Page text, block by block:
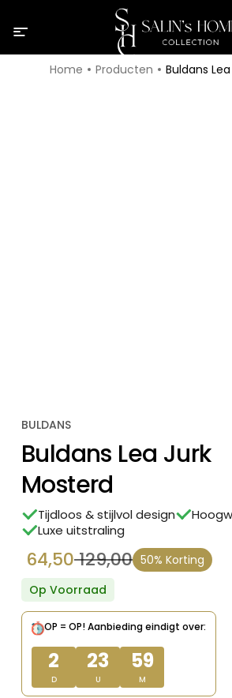
Home Producten Buldans
BULDANS
Buldans Lea Jurk
Mosterd
Tijdloos & stijlvol design
Luxe uitstraling
129,00
Oorspronkelijke
prijs
was:
€ 129,00.
64,50
Huidige
prijs
is:
€ 64,50.
50% Korting
Op Voorraad
OP = OP!Aanbieding eindigt over:
2
D
23
U
59
M